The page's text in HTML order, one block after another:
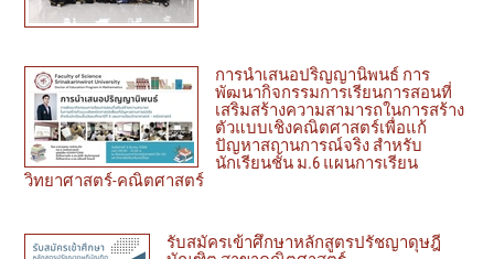
การนำเสนอปริญญานิพนธ์ การ
พัฒนากิจกรรมการเรียนการสอนที่
เสริมสร้างความสามารถในการสร้าง
ตัวแบบเชิงคณิตศาสตร์เพื่อแก้
ปัญหาสถานการณ์จริง สำหรับ
นักเรียนชั้น ม.6 แผนการเรียน
วิทยาศาสตร์-คณิตศาสตร์
รับสมัครเข้าศึกษาหลักสูตรปรัชญาดุษฎี